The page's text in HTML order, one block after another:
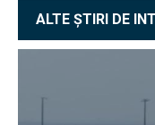
ALTE ȘTIRI DE